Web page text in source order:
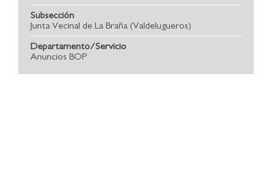
Subsección
Junta Vecinal de La Braña (Valdelugueros)
Departamento/Servicio
Anuncios BOP